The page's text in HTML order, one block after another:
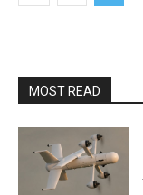
MOST READ